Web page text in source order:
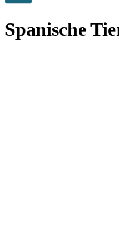
Spanische